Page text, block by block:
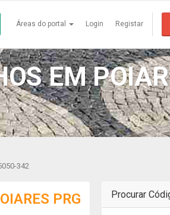
Áreas do portal Login Registar
EM
342
PRG Procurar